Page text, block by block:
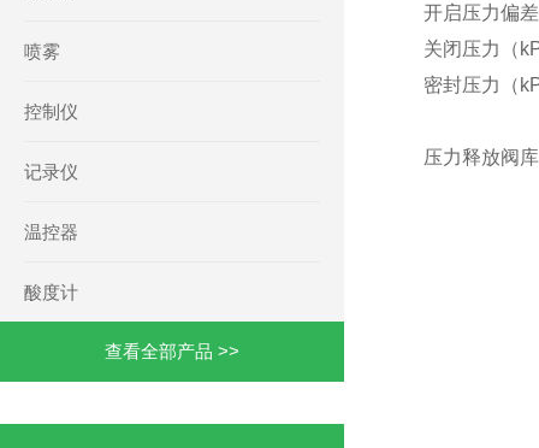
喷雾
控制仪
记录仪
温控器
酸度计
查看全部产品 >>
开启压力偏
关闭压力（
密封压力（
压力释放阀